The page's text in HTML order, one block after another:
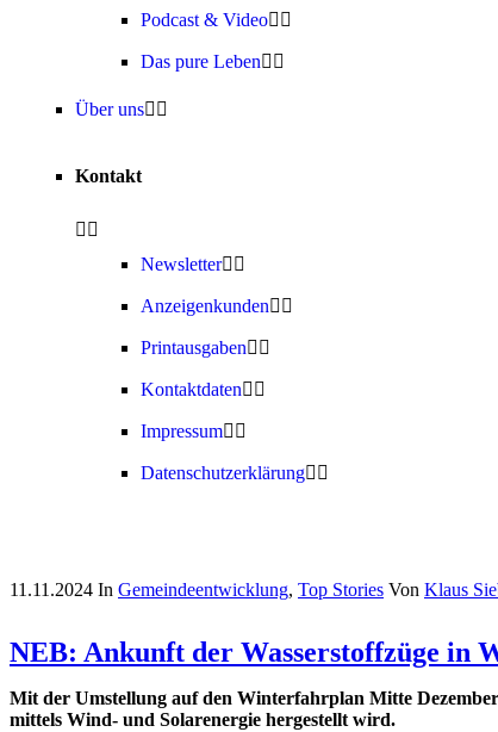
Podcast & Video
Das pure Leben
Über uns
Kontakt
Newsletter
Anzeigenkunden
Printausgaben
Kontaktdaten
Impressum
Datenschutzerklärung
11.11.2024 In Gemeindeentwicklung, Top Stories Von Klaus
NEB: Ankunft der Wasserstoffzüge in
Mit der Umstellung auf den Winterfahrplan Mitte
mittels Wind- und Solarenergie hergestellt wird.